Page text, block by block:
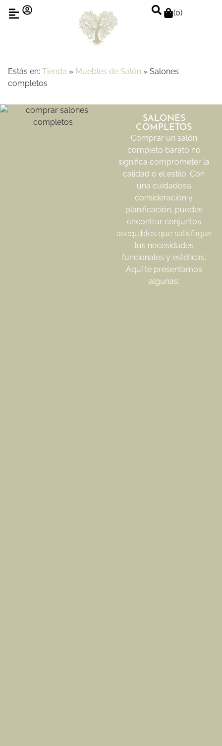
(0)
Estás en: Tienda » Muebles de Salón » Salones
completos
SALONES
COMPLETOS
Comprar un salón
completo barato no
significa comprometer la
calidad o el estilo. Con
una cuidadosa
consideración y
planificación, puedes
encontrar conjuntos
asequibles que satisfagan
tus necesidades
funcionales y estéticas.
Aquí te presentamos
algunas: